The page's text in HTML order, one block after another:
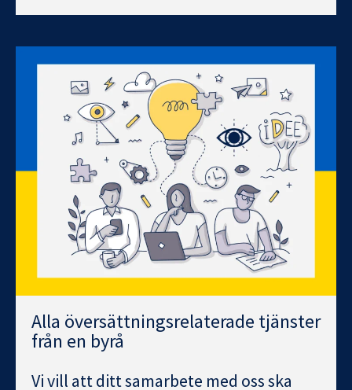
Alla översättningsrelaterade tjänster
från en byrå
Vi vill att ditt samarbete med oss ska